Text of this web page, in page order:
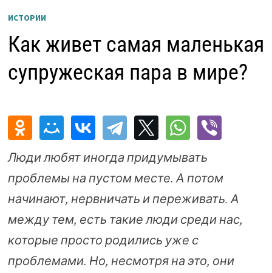
ИСТОРИИ
Как живет самая маленькая
супружеская пара в мире?
Люди любят иногда придумывать
проблемы на пустом месте. А потом
начинают, нервничать и переживать. А
между тем, есть такие люди среди нас,
которые просто родились уже с
проблемами. Но, несмотря на это, они